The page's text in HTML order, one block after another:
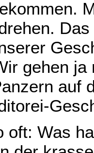
gehen
auf
oft: Was